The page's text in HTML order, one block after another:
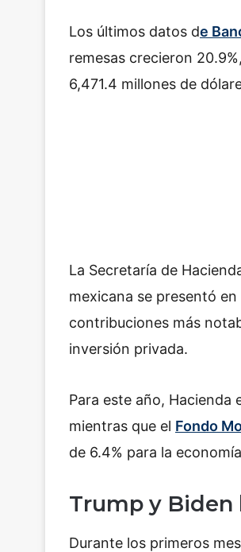
Los últimos datos de
remesas crecieron
6,471.4 millones de
La Secretaría de
mexicana se presentó
contribuciones más
inversión privada.
Para este año, Hacienda
mientras que el Fondo
de 6.4% para la
Trump y
Durante los primeros